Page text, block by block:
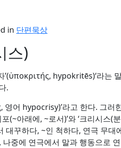
in 단편묵상
스)
’(ὑποκριτής, hypokritēs)‘라는
.
어 hypocrisy)’라고 한다. 그러
아래에, ~로서)’와 ‘크리시스(
꾸하다, ~인 척하다, 연극 무대
중에 연극에서 말과 행동으로